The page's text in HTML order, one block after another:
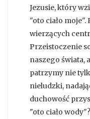
Jezusie, który
"oto ciało moje".
wierzących
Przeistoczenie
naszego świata,
patrzymy nie
nieludzki,
duchowość
"oto ciało